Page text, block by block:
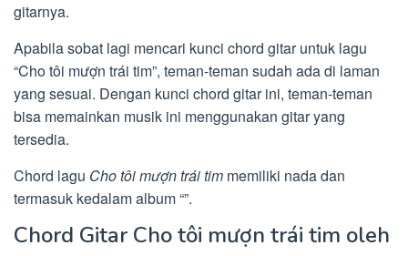
gitarnya.
Apabila sobat lagi mencari kunci chord gitar untuk lagu
“Cho tôi mượn trái tim”, teman-teman sudah ada di laman
yang sesuai. Dengan kunci chord gitar ini, teman-teman
bisa memainkan musik ini menggunakan gitar yang
tersedia.
Chord lagu Cho tôi mượn trái tim memiliki nada dan
termasuk kedalam album “”.
Chord Gitar Cho tôi mượn trái tim oleh